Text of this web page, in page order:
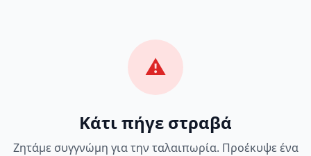
⚠️
Κάτι πήγε στραβά
Ζητάμε συγγνώμη για την ταλαιπωρία. Προέκυψε ένα